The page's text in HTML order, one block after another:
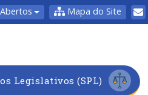
Mapa do Site
Legislativos (SPL)